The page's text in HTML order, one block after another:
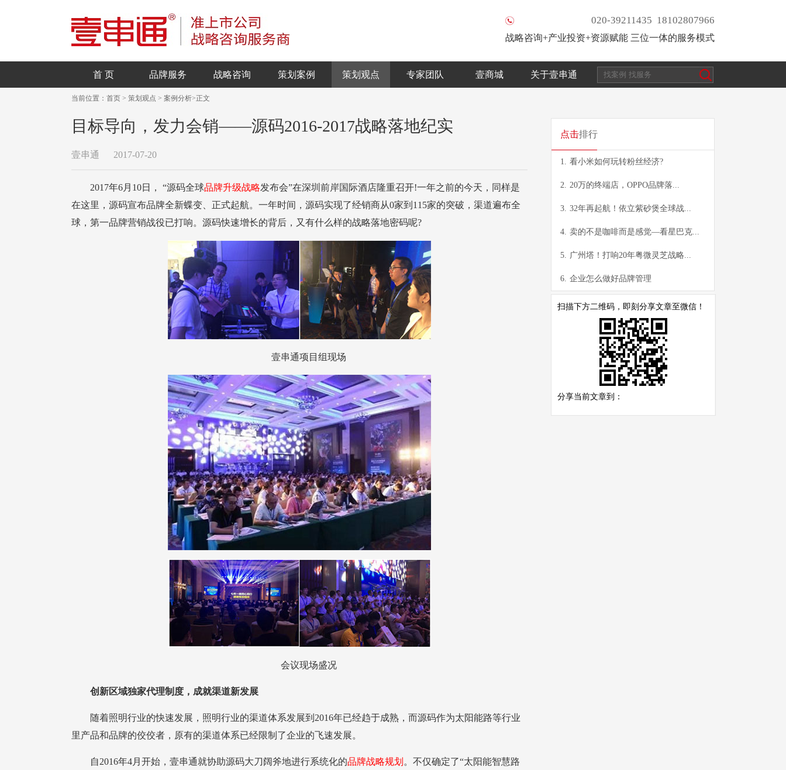
020-39211435 18102807966
战略咨询+产业投资+资源赋能 三位一体的服务模式
首 页 品牌服务 战略咨询 策划案例 策划观点 专家团队 壹商城 关于壹串通
当前位置： 首页 > 策划观点 > 案例分析>正文
目标导向，发力会销——源码2016-2017战略落地纪实
壹串通 2017-07-20
2017年6月10日， “源码全球品牌升级战略
球，第一品牌营销战役已打响。源码快速增长的背后，又有什么样的战略落地密码呢?
壹串通项目组现场
会议现场盛况
创新区域独家代理制度，成就渠道新发展
里产品和品牌的佼佼者，原有的渠道体系已经限制了企业的飞速发展。
自2016年4月开始，壹串通就协助源码大刀阔斧地进行系统化的品牌战略规划
点击排行
1. 看小米如何玩转粉丝经济?
2. 20万的终端店，OPPO品牌落...
3. 32年再起航！依立紫砂煲全球战...
4. 卖的不是咖啡而是感觉—看星巴克...
5. 广州塔！打响20年粤微灵芝战略...
6. 企业怎么做好品牌管理
扫描下方二维码，即刻分享文章至微信！
分享当前文章到：